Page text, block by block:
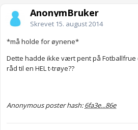
AnonymBruker
Skrevet 15. august 2014
*må holde for øynene*
Dette hadde ikke vært pent på Fotballfrue
råd til en HEL t-trøye??
Anonymous poster hash:6fa3e...86e